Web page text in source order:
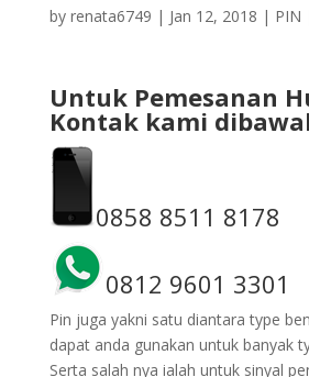
by renata6749 | Jan 12, 2018 | PIN
Untuk Pemesanan
Kontak kami
0858 8511 8178
0812 9601 3301
Pin juga yakni satu diantara type
dapat anda gunakan untuk banyak
Serta salah nya ialah untuk sinyal